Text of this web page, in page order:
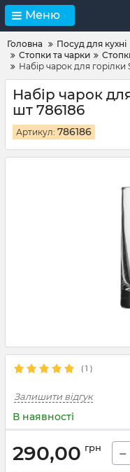
Меню
Головна Посуд для кухні
Стопки та чарки
Набір чарок для
Набір чарок
шт 786186
Артикул: 786186
( 1 )
Залишити відгук
В наявності
290,00 грн −